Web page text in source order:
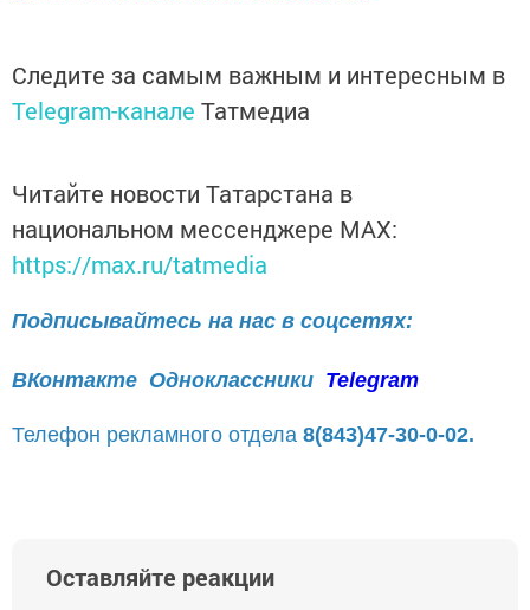
Следите за самым важным и интересным в
Telegram-канале Татмедиа
Читайте новости Татарстана в
национальном мессенджере MАХ:
https://max.ru/tatmedia
Подписывайтесь на нас в соцсетях:
ВКонтакте Одноклассники Telegram
Телефон рекламного отдела 8(843)47-30-0-02.
Оставляйте реакции